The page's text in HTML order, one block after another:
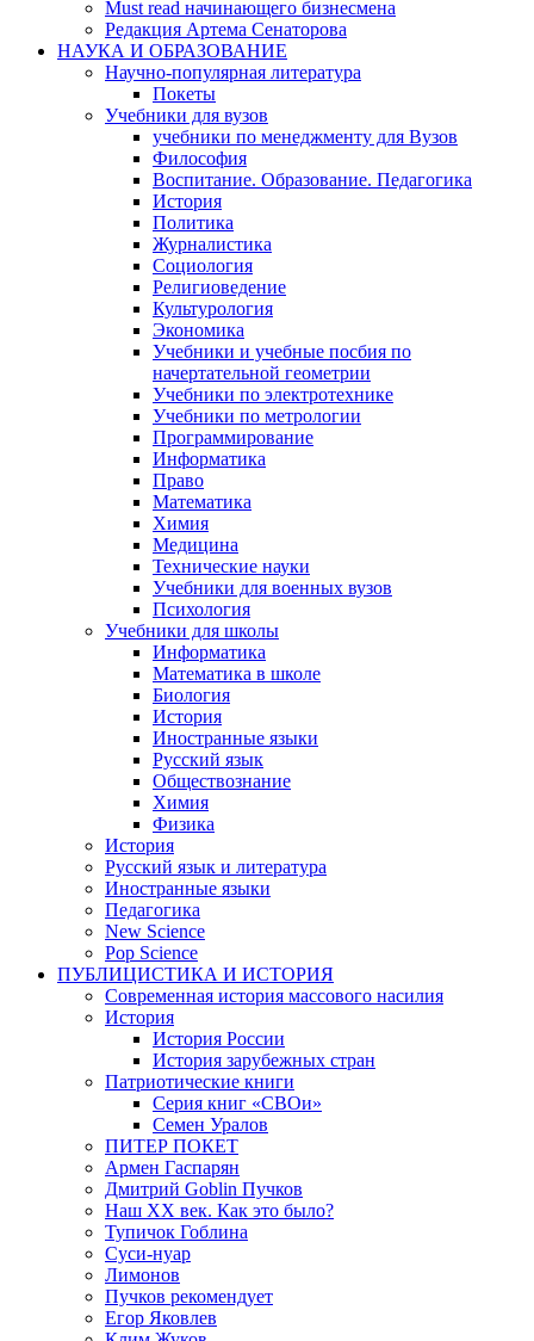
Must read начинающего бизнесмена
Редакция Артема Сенаторова
НАУКА И ОБРАЗОВАНИЕ
Научно-популярная литература
Покеты
Учебники для вузов
учебники по менеджменту для Вузов
Философия
Воспитание. Образование. Педагогика
История
Политика
Журналистика
Социология
Религиоведение
Культурология
Экономика
Учебники и учебные посбия по
начертательной геометрии
Учебники по электротехнике
Учебники по метрологии
Программирование
Информатика
Право
Математика
Химия
Медицина
Технические науки
Учебники для военных вузов
Психология
Учебники для школы
Информатика
Математика в школе
Биология
История
Иностранные языки
Русский язык
Обществознание
Химия
Физика
История
Русский язык и литература
Иностранные языки
Педагогика
New Science
Pop Science
ПУБЛИЦИСТИКА И ИСТОРИЯ
Современная история массового насилия
История
История России
История зарубежных стран
Патриотические книги
Серия книг «СВОи»
Семен Уралов
ПИТЕР ПОКЕТ
Армен Гаспарян
Дмитрий Goblin Пучков
Наш XX век. Как это было?
Тупичок Гоблина
Суси-нуар
Лимонов
Пучков рекомендует
Егор Яковлев